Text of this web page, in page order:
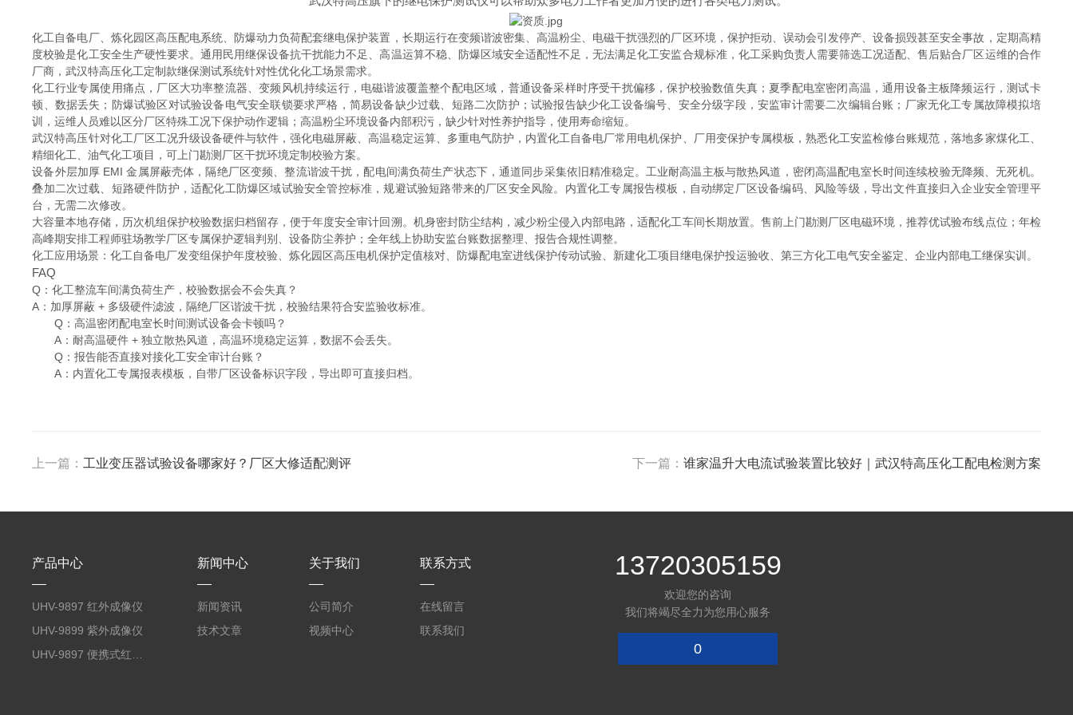
化工自备电厂、炼化园区高压配电系统、防爆动力负荷配套继电保护装置，长期运行在变频谐波密集、高温粉尘、电磁干扰强烈的厂区环境，保护拒动、误动会引发停产、设备损毁甚至安全事故，定期高精
度校验是化工安全生产硬性要求。通用民用继保设备抗干扰能力不足、高温运算不稳、防爆区域安全适配性不足，无法满足化工安监合规标准，化工采购负责人需要筛选工况适配、售后贴合厂区运维的合作
厂商，武汉特高压化工定制款继保测试系统针对性优化化工场景需求。
化工行业专属使用痛点，厂区大功率整流器、变频风机持续运行，电磁谐波覆盖整个配电区域，普通设备采样时序受干扰偏移，保护校验数值失真；夏季配电室密闭高温，通用设备主板降频运行，测试卡
顿、数据丢失；防爆试验区对试验设备电气安全联锁要求严格，简易设备缺少过载、短路二次防护；试验报告缺少化工设备编号、安全分级字段，安监审计需要二次编辑台账；厂家无化工专属故障模拟培
训，运维人员难以区分厂区特殊工况下保护动作逻辑；高温粉尘环境设备内部积污，缺少针对性养护指导，使用寿命缩短。
武汉特高压针对化工厂区工况升级设备硬件与软件，强化电磁屏蔽、高温稳定运算、多重电气防护，内置化工自备电厂常用电机保护、厂用变保护专属模板，熟悉化工安监检修台账规范，落地多家煤化工、
精细化工、油气化工项目，可上门勘测厂区干扰环境定制校验方案。
设备外层加厚 EMI 金属屏蔽壳体，隔绝厂区变频、整流谐波干扰，配电间满负荷生产状态下，通道同步采集依旧精准稳定。工业耐高温主板与散热风道，密闭高温配电室长时间连续校验无降频、无死机。
叠加二次过载、短路硬件防护，适配化工防爆区域试验安全管控标准，规避试验短路带来的厂区安全风险。内置化工专属报告模板，自动绑定厂区设备编码、风险等级，导出文件直接归入企业安全管理平
台，无需二次修改。
大容量本地存储，历次机组保护校验数据归档留存，便于年度安全审计回溯。机身密封防尘结构，减少粉尘侵入内部电路，适配化工车间长期放置。售前上门勘测厂区电磁环境，推荐优试验布线点位；年检
高峰期安排工程师驻场教学厂区专属保护逻辑判别、设备防尘养护；全年线上协助安监台账数据整理、报告合规性调整。
化工应用场景：化工自备电厂发变组保护年度校验、炼化园区高压电机保护定值核对、防爆配电室进线保护传动试验、新建化工项目继电保护投运验收、第三方化工电气安全鉴定、企业内部电工继保实训。
FAQ
Q：化工整流车间满负荷生产，校验数据会不会失真？
A：加厚屏蔽 + 多级硬件滤波，隔绝厂区谐波干扰，校验结果符合安监验收标准。
Q：高温密闭配电室长时间测试设备会卡顿吗？
A：耐高温硬件 + 独立散热风道，高温环境稳定运算，数据不会丢失。
Q：报告能否直接对接化工安全审计台账？
A：内置化工专属报表模板，自带厂区设备标识字段，导出即可直接归档。
上一篇： 工业变压器试验设备哪家好？厂区大修适配测评 下一篇： 谁家温升大电流试验装置比较好｜武汉特高压化工配电检测方案
产品中心
UHV-9897 红外成像仪
UHV-9899 紫外成像仪
新闻中心
新闻资讯
技术文章
关于我们
公司简介
视频中心
联系方式
在线留言
联系我们
13720305159
欢迎您的咨询
我们将竭尽全力为您用心服务
0